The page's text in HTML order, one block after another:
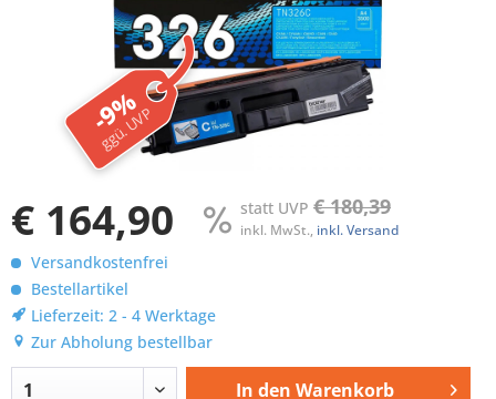
-9%
ggü. UVP
€ 164,90 statt UVP € 180,39
inkl. MwSt., inkl. Versand
Versandkostenfrei
Bestellartikel
Lieferzeit: 2 - 4 Werktage
Zur Abholung bestellbar
In den Warenkorb